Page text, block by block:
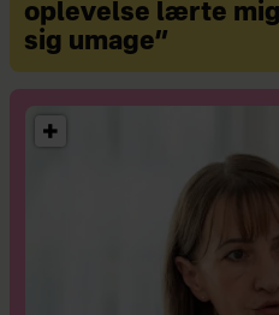
oplevelse lærte
sig umage”